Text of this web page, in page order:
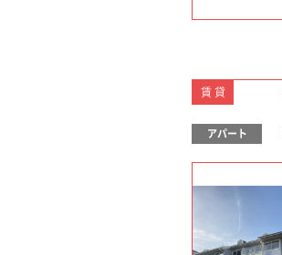
賃貸
アパート